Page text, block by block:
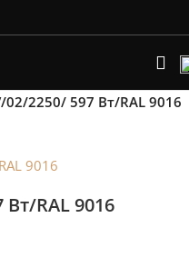
на подбор
от 3х вариантов | В
заказ
5%
02/2250/ 597 Bт/RAL 9016
Bт/RAL 9016